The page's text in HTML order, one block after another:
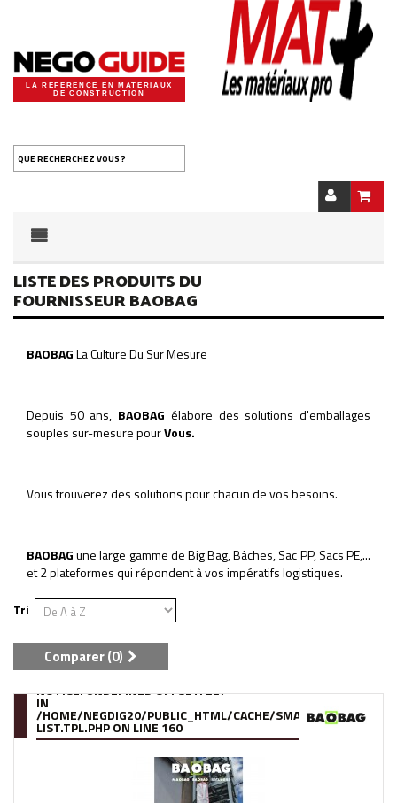
LA RÉFÉRENCE EN MATÉRIAUX
DE CONSTRUCTION
QUE RECHERCHEZ VOUS ?
LISTE DES PRODUITS DU
FOURNISSEUR BAOBAG
BAOBAGLa Culture Du Sur Mesure
Depuis 50 ans, BAOBAG élabore des solutions d'emballages
souples sur-mesure pourVous.
Vous trouverez des solutions pour chacun de vos besoins.
BAOBAGune large gamme de Big Bag, Bâches, Sac PP, Sacs PE,...
et 2 plateformes qui répondent à vos impératifs logistiques.
Tri
Comparer (0)
NOTICE: UNDEFINED OFFSET: 227
IN
/HOME/NEGDIG20/PUBLIC_HTML/CACHE/SMARTY/
LIST.TPL.PHPON LINE 160